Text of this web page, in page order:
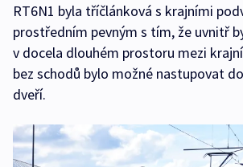
RT6N1 byla tříčlánková s krajními
prostředním pevným s tím, že uvnitř
v docela dlouhém prostoru mezi
bez schodů bylo možné nastupovat
dveří.